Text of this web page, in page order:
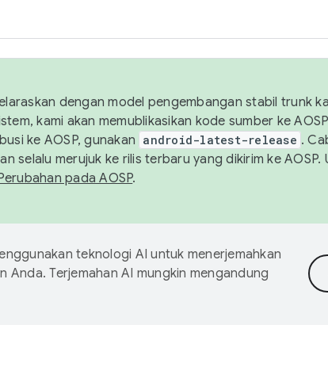
dengan model pengembangan stabil trunk
kami akan memublikasikan kode sumber ke
ke AOSP, gunakan android-latest-release .
selalu merujuk ke rilis terbaru yang dikirim ke AOSP.
pada AOSP.
teknologi AI untuk menerjemahkan
Anda. Terjemahan AI mungkin mengandung